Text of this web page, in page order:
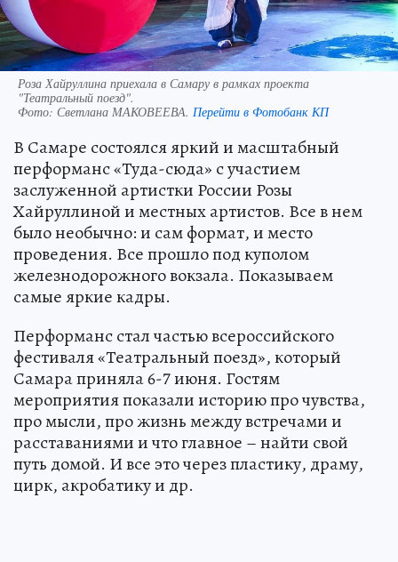
Роза Хайруллина приехала в Самару в рамках проекта
"Театральный поезд".
Фото: Светлана МАКОВЕЕВА. Перейти в Фотобанк КП
В Самаре состоялся яркий и масштабный
перформанс «Туда-сюда» с участием
заслуженной артистки России Розы
Хайруллиной и местных артистов. Все в нем
было необычно: и сам формат, и место
проведения. Все прошло под куполом
железнодорожного вокзала. Показываем
самые яркие кадры.
Перформанс стал частью всероссийского
фестиваля «Театральный поезд», который
Самара приняла 6-7 июня. Гостям
мероприятия показали историю про чувства,
про мысли, про жизнь между встречами и
расставаниями и что главное – найти свой
путь домой. И все это через пластику, драму,
цирк, акробатику и др.